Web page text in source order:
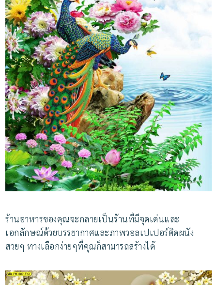
ร้านอาหารของคุณจะกลายเป็นร้านที่มีจุดเด่นและ
เอกลักษณ์ด้วยบรรยากาศและภาพวอลเปเปอร์ติดผนัง
สวยๆ ทางเลือกง่ายๆที่คุณก็สามารถสร้างได้